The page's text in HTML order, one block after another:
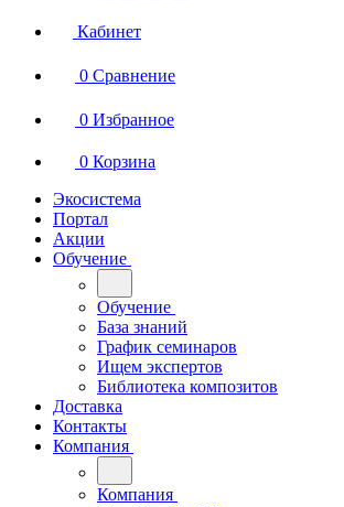
Кабинет
0 Сравнение
0 Избранное
0 Корзина
Экосистема
Портал
Акции
Обучение
Обучение
База знаний
График семинаров
Ищем экспертов
Библиотека композитов
Доставка
Контакты
Компания
Компания